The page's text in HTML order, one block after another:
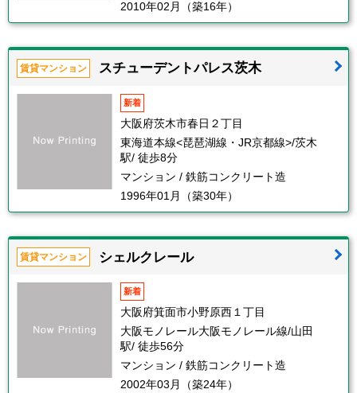
2010年02月（築16年）
賃貸マンション スチューデントパレス茨木
新着
大阪府茨木市春日２丁目
東海道本線<琵琶湖線・JR京都線>/茨木
駅/ 徒歩8分
マンション / 鉄筋コンクリート造
1996年01月（築30年）
賃貸マンション シェルクレール
新着
大阪府箕面市小野原西１丁目
大阪モノレール大阪モノレール線/山田
駅/ 徒歩56分
マンション / 鉄筋コンクリート造
2002年03月（築24年）